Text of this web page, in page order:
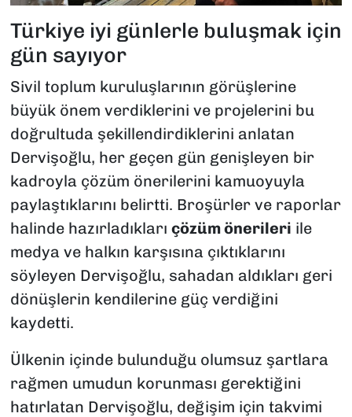
Türkiye iyi günlerle buluşmak için
gün sayıyor
Sivil toplum kuruluşlarının görüşlerine
büyük önem verdiklerini ve projelerini bu
doğrultuda şekillendirdiklerini anlatan
Dervişoğlu, her geçen gün genişleyen bir
kadroyla çözüm önerilerini kamuoyuyla
paylaştıklarını belirtti. Broşürler ve raporlar
halinde hazırladıkları çözüm önerileri ile
medya ve halkın karşısına çıktıklarını
söyleyen Dervişoğlu, sahadan aldıkları geri
dönüşlerin kendilerine güç verdiğini
kaydetti.
Ülkenin içinde bulunduğu olumsuz şartlara
rağmen umudun korunması gerektiğini
hatırlatan Dervişoğlu, değişim için takvimi